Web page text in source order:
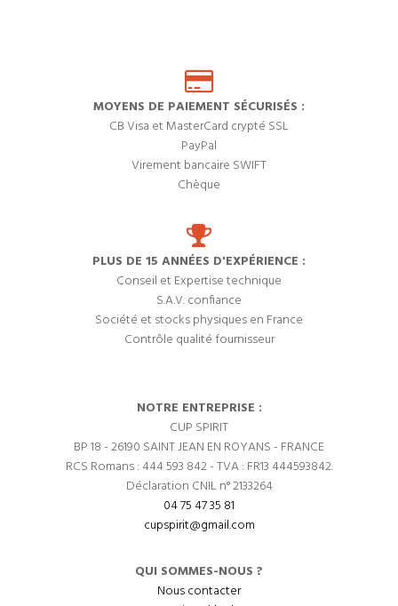
MOYENS DE PAIEMENT SÉCURISÉS :
CB Visa et MasterCard crypté SSL
PayPal
Virement bancaire SWIFT
Chèque
PLUS DE 15 ANNÉES D'EXPÉRIENCE :
Conseil et Expertise technique
S.A.V. confiance
Société et stocks physiques en France
Contrôle qualité fournisseur
NOTRE ENTREPRISE :
CUP SPIRIT
BP 18 - 26190 SAINT JEAN EN ROYANS - FRANCE
RCS Romans : 444 593 842 - TVA : FR13 444593842.
Déclaration CNIL n° 2133264
04 75 47 35 81
cupspirit@gmail.com
QUI SOMMES-NOUS ?
Nous contacter